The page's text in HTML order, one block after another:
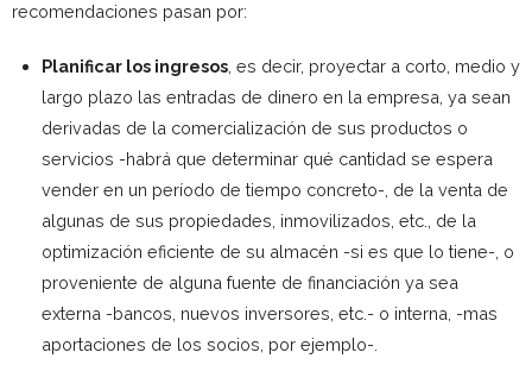
recomendaciones pasan por:
Planificar los ingresos , es decir, proyectar a corto, medio y
largo plazo las entradas de dinero en la empresa, ya sean
derivadas de la comercialización de sus productos o
servicios -habrá que determinar qué cantidad se espera
vender en un período de tiempo concreto-, de la venta de
algunas de sus propiedades, inmovilizados, etc., de la
optimización eficiente de su almacén -si es que lo tiene-, o
proveniente de alguna fuente de financiación ya sea
externa -bancos, nuevos inversores, etc.- o interna, -mas
aportaciones de los socios, por ejemplo-.